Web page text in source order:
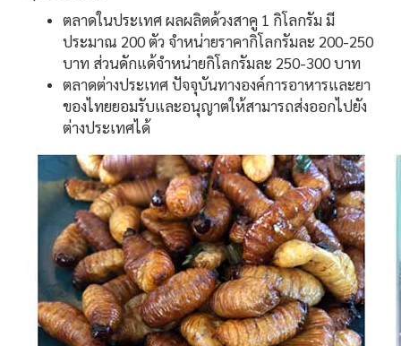
ตลาดในประเทศ ผลผลิตด้วงสาคู 1 กิโลกรัม มี
ประมาณ 200 ตัว จำหน่ายราคากิโลกรัมละ 200-250
บาท ส่วนดักแด้จำหน่ายกิโลกรัมละ 250-300 บาท
ตลาดต่างประเทศ ปัจจุบันทางองค์การอาหารและยา
ของไทยยอมรับและอนุญาตให้สามารถส่งออกไปยัง
ต่างประเทศได้